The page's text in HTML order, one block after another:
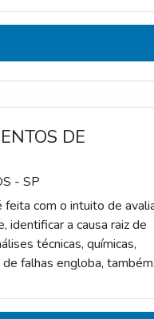
a identificação e o
DE
- SP
com o intuito de
identificar a causa raiz de
técnicas, químicas,
falhas engloba,
uma